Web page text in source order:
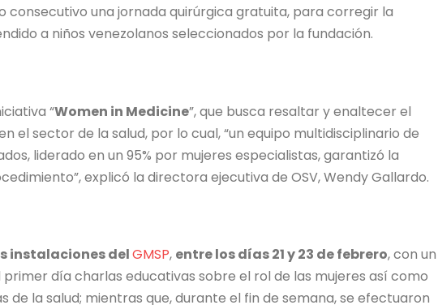
consecutivo una jornada quirúrgica gratuita, para corregir la
a niños venezolanos seleccionados por la fundación.
“Women in Medicine”, que busca resaltar y enaltecer el
el sector de la salud, por lo cual, “un equipo multidisciplinario de
liderado en un 95% por mujeres especialistas, garantizó la
explicó la directora ejecutiva de OSV, Wendy Gallardo.
instalaciones delGMSP, entre los días 21 y 23 de febrero, con un
día charlas educativas sobre el rol de las mujeres así como
de la salud; mientras que, durante el fin de semana, se efectuaron